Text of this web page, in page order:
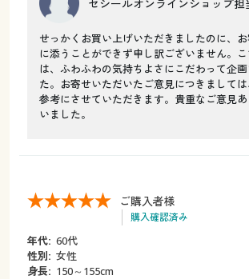
セシールオンラインショップ担
せっかくお買い上げいただきましたのに、
に添うことができず申し訳ございません。
は、ふわふわの気持ちよさにこだわって企
た。お寄せいただいたご意見につきまして
参考にさせていただきます。貴重なご意見
いました。
ご購入者様
購入確認済み
年代: 60代
性別: 女性
身長: 150～155cm